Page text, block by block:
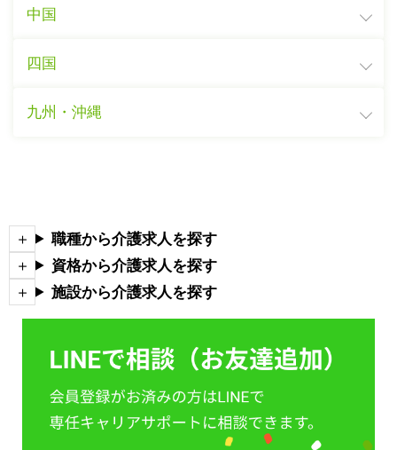
中国
四国
九州・沖縄
職種から介護求人を探す
資格から介護求人を探す
施設から介護求人を探す